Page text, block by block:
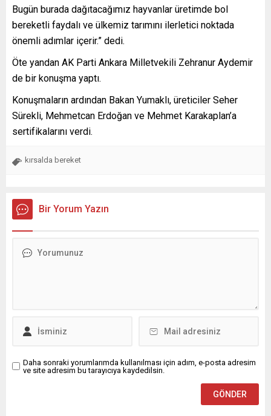
Bugün burada dağıtacağımız hayvanlar üretimde bol
bereketli faydalı ve ülkemiz tarımını ilerletici noktada
önemli adımlar içerir.” dedi.
Öte yandan AK Parti Ankara Milletvekili Zehranur Aydemir
de bir konuşma yaptı.
Konuşmaların ardından Bakan Yumaklı, üreticiler Seher
Sürekli, Mehmetcan Erdoğan ve Mehmet Karakaplan’a
sertifikalarını verdi.
kırsalda bereket
Bir Yorum Yazın
Daha sonraki yorumlarımda kullanılması için adım, e-posta adresim
ve site adresim bu tarayıcıya kaydedilsin.